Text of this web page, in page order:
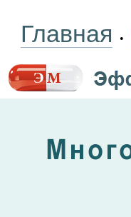
Главная •